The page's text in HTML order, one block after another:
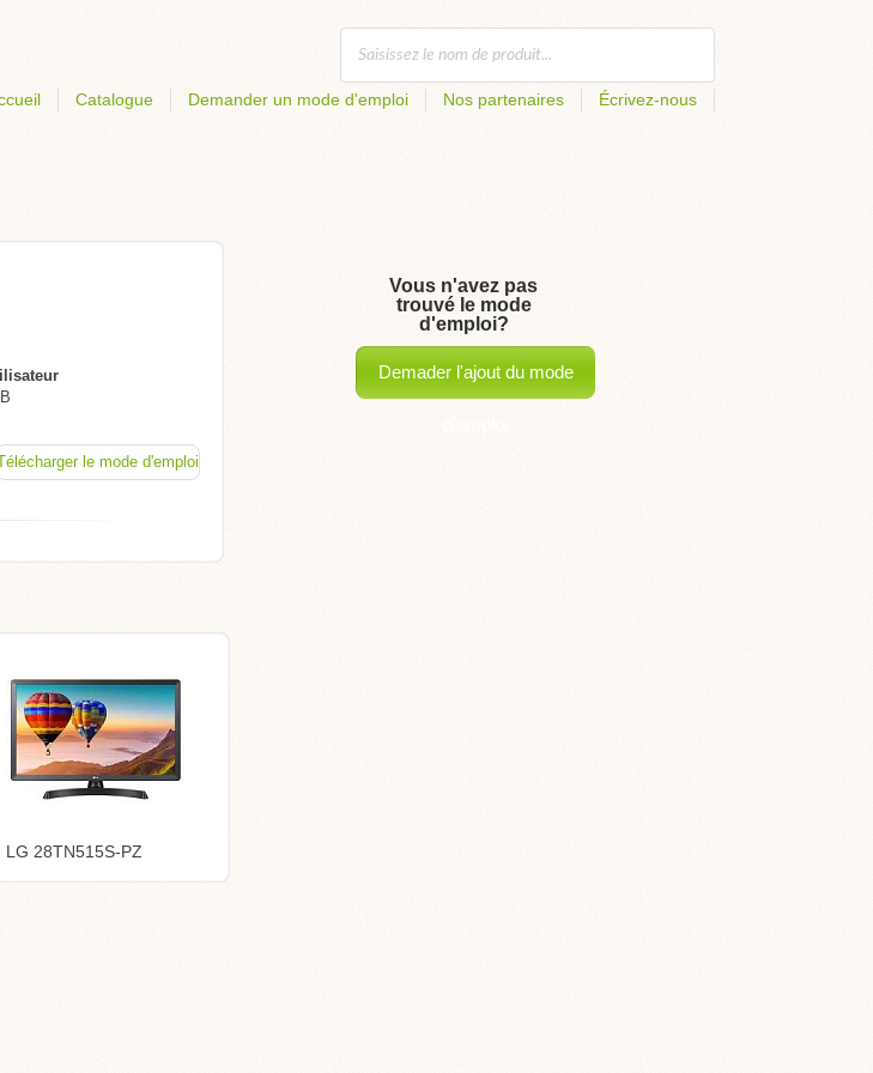
Catalogue Demander un mode d'emploi Nos partenaires Écrivez-nous
le mode d'emploi
LG 28TN515S-PZ
Vous n'avez pas
trouvé le mode
d'emploi?
Demader l'ajout du mode